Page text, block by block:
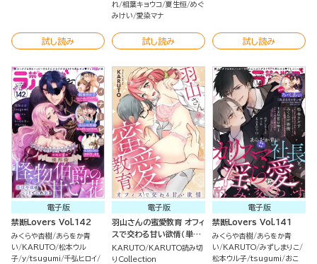
試し読み
れ 相葉キョウコ 夏生恒 めぐ
みけい 愛染マナ
試し読み 試し読み
電子版
禁断Lovers Vol.142
みくらや杏樹 あらをか青
い
KARUTO 松本ウル
子 y tsugumi 千弘ヒロイ
電子版
羽山さんの蜜愛教育 オフィ
スで交わる甘い欲情（単話
版）
KARUTO
KARUTO読み切
りCollection
電子版
禁断Lovers Vol.141
みくらや杏樹 あらをか青
い
KARUTO みずしまりこ
松本ウル子 tsugumi
おこ